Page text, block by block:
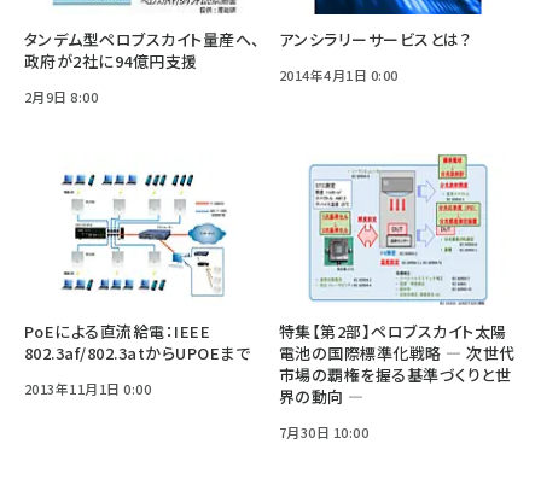
タンデム型ペロブスカイト量産へ、
政府が2社に94億円支援
2月9日 8:00
アンシラリーサービスとは？
2014年4月1日 0:00
PoEによる直流給電：IEEE
802.3af/802.3atからUPOEまで
2013年11月1日 0:00
特集【第2部】ペロブスカイト太陽
電池の国際標準化戦略 ― 次世代
市場の覇権を握る基準づくりと世
界の動向 ―
7月30日 10:00